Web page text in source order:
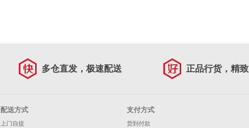
多仓直发，极速配送 正品行货，精
配送方式
上门自提
支付方式
货到付款